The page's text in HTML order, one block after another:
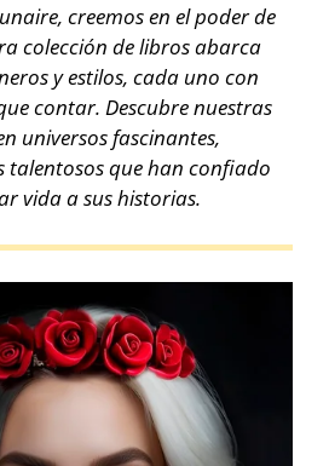
creemos en el poder de
colección de libros abarca
y estilos, cada uno con
contar. Descubre nuestras
universos fascinantes,
talentosos que han confiado
vida a sus historias.